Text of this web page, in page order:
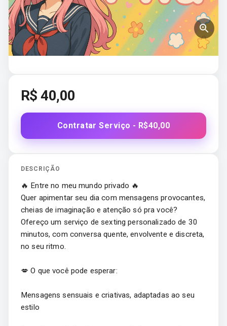
R$40,00
Contratar Serviço - R$40,00
DESCRIÇÃO
🔥 Entre no meu mundo privado 🔥
Quer apimentar seu dia com mensagens provocantes,
cheias de imaginação e atenção só pra você?
Ofereço um serviço de sexting personalizado de 30
minutos, com conversa quente, envolvente e discreta,
no seu ritmo.
💋 O que você pode esperar:
Mensagens sensuais e criativas, adaptadas ao seu
estilo